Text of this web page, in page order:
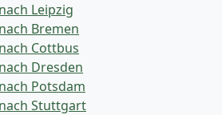
Leipzig
Bremen
Cottbus
Dresden
Potsdam
Stuttgart